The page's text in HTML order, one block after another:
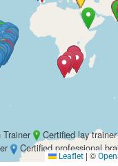
Certified lay
Certified professional
Leaflet |©